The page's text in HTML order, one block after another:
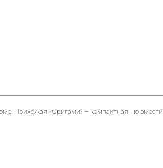
Прихожая «Оригами» – компактная, но